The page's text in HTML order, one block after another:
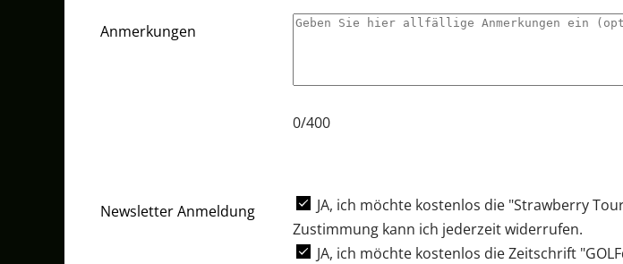
Anmerkungen
0/400
Newsletter Anmeldung
JA, ich möchte kostenlos die "Strawberry
Zustimmung kann ich jederzeit widerrufen.
JA, ich möchte kostenlos die Zeitschrift